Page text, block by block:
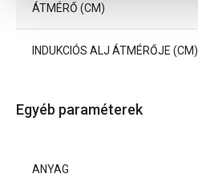
ÁTMÉRŐ (CM)
INDUKCIÓS ALJ ÁTMÉRŐJE (CM)
Egyéb paraméterek
ANYAG